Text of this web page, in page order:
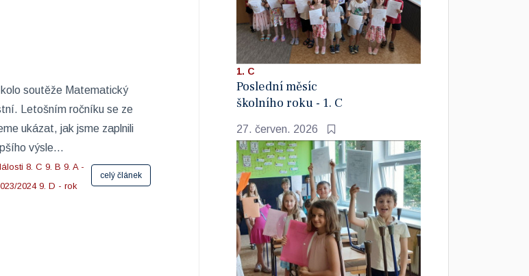
soutěže Matematický
Letošním ročníku se ze
ukázat, jak jsme zaplnili
výsle...
celý článek
8. C 9. B 9. A -
2024 9. D - rok
1. C
Poslední měsíc
školního roku - 1. C
27. červen. 2026